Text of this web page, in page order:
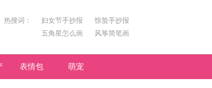
热搜词： 妇女节手抄报
惊蛰手抄报
五角星怎么画
风筝简笔画
表情包 萌宠